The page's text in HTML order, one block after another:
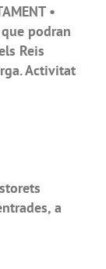
•
podran
Reis
Activitat
a